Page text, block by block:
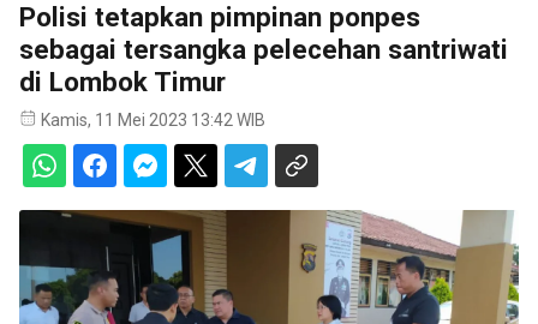
Polisi tetapkan pimpinan ponpes
sebagai tersangka pelecehan santriwati
di Lombok Timur
Kamis, 11 Mei 2023 13:42 WIB